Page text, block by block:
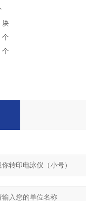
块
个
个